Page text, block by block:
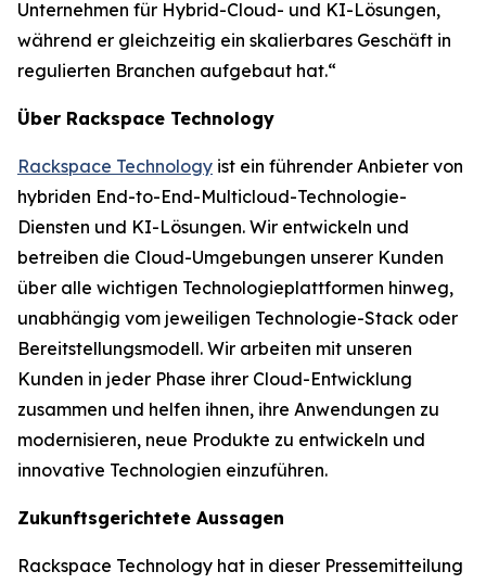
Unternehmen für Hybrid-Cloud- und KI-Lösungen,
während er gleichzeitig ein skalierbares Geschäft in
regulierten Branchen aufgebaut hat.“
Über Rackspace Technology
Rackspace Technology ist ein führender Anbieter von
hybriden End-to-End-Multicloud-Technologie-
Diensten und KI-Lösungen. Wir entwickeln und
betreiben die Cloud-Umgebungen unserer Kunden
über alle wichtigen Technologieplattformen hinweg,
unabhängig vom jeweiligen Technologie-Stack oder
Bereitstellungsmodell. Wir arbeiten mit unseren
Kunden in jeder Phase ihrer Cloud-Entwicklung
zusammen und helfen ihnen, ihre Anwendungen zu
modernisieren, neue Produkte zu entwickeln und
innovative Technologien einzuführen.
Zukunftsgerichtete Aussagen
Rackspace Technology hat in dieser Pressemitteilung